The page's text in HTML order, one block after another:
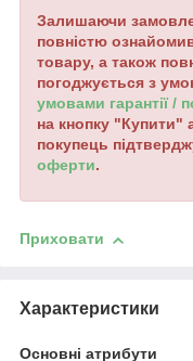
Залишаючи
повністю
товару, а також
погоджується з
умовами гарантії /
на кнопку "Купити"
покупець
оферти.
Приховати
Характеристики
Основні атрибути